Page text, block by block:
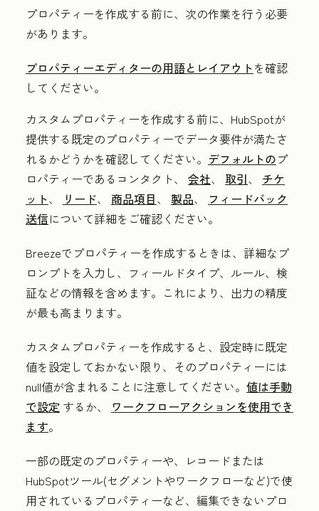
プロパティーを作成する前に、次の作業を行う必要
があります。
プロパティーエディターの用語とレイアウトを確認
してください。
カスタムプロパティーを作成する前に、HubSpotが
提供する既定のプロパティーでデータ要件が満たさ
れるかどうかを確認してください。 デフォルトのプ
ロパティーであるコンタクト、 会社、 取引、 チケ
ット、 リード、 商品項目、 製品、
フィードバック
送信について詳細をご確認ください。
Breezeでプロパティーを作成するときは、詳細なプ
ロンプトを入力し、フィールドタイプ、ルール、検
証などの情報を含めます。これにより、出力の精度
が最も高まります。
カスタムプロパティーを作成すると、設定時に既定
値を設定しておかない限り、そのプロパティーには
null値が含まれることに注意してください。 値は手動
で設定 するか、 ワークフローアクションを使用でき
ます。
一部の既定のプロパティーや、レコードまたは
HubSpotツール(セグメントやワークフローなど)で使
用されているプロパティーなど、編集できないプロ